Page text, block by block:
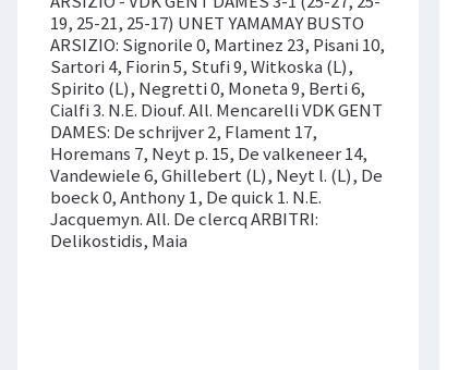
19, 25-21, 25-17) UNET YAMAMAY BUSTO
ARSIZIO: Signorile 0, Martinez 23, Pisani 10,
Sartori 4, Fiorin 5, Stufi 9, Witkoska (L),
Spirito (L), Negretti 0, Moneta 9, Berti 6,
Cialfi 3. N.E. Diouf. All. Mencarelli VDK GENT
DAMES: De schrijver 2, Flament 17,
Horemans 7, Neyt p. 15, De valkeneer 14,
Vandewiele 6, Ghillebert (L), Neyt l. (L), De
boeck 0, Anthony 1, De quick 1. N.E.
Jacquemyn. All. De clercq ARBITRI:
Delikostidis, Maia